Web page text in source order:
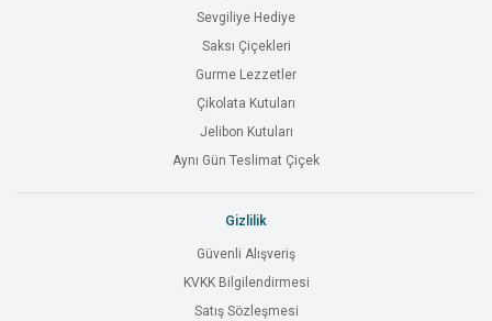
Sevgiliye Hediye
Saksı Çiçekleri
Gurme Lezzetler
Çikolata Kutuları
Jelibon Kutuları
Aynı Gün Teslimat Çiçek
Gizlilik
Güvenli Alışveriş
KVKK Bilgilendirmesi
Satış Sözleşmesi